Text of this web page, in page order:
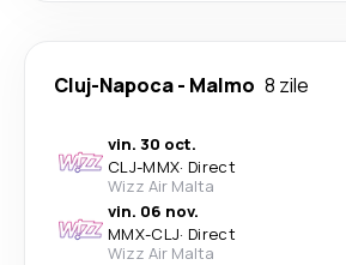
Cluj-Napoca- Malmo 8 zile
vin. 30 oct.
CLJ-MMX· Direct
Wizz Air Malta
vin. 06 nov.
MMX-CLJ· Direct
Wizz Air Malta